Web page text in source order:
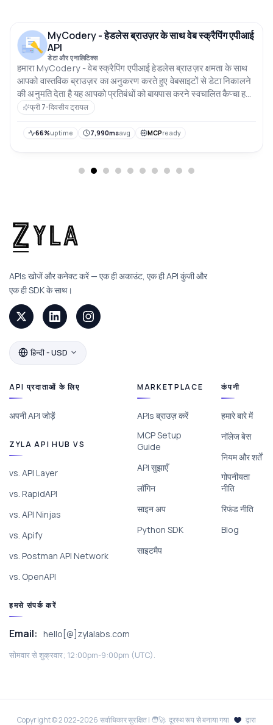
MyCodery - हेडलेस ब्राउज़र के साथ वेब स्क्रैपिंग एपीआई
API
डेटा और एनालिटिक्स
हमारा MyCodery - वेब स्क्रैपिंग एपीआई हेडलेस ब्राउज़र क्षमता के साथ
आपको वास्तविक ब्राउज़र का अनुकरण करते हुए वेबसाइटों से डेटा निकालने
की अनुमति देता है यह आपको प्रतिबंधों को बायपास करने स्वचालित कैप्चा हल
करने और गतिशील वेबसाइटों को आसानी से स्क्रैप करने में सक्षम बनाता है
फ्री 7-दिवसीय ट्रायल
66%uptime 7,990msavg MCPready
APIs खोजें और कनेक्ट करें — एक ही अकाउंट, एक ही API कुंजी और
एक ही SDK के साथ।
हिन्दी - USD
API प्रदाताओं के लिए
अपनी API जोड़ें
ZYLA API HUB VS
vs. API Layer
vs. RapidAPI
vs. API Ninjas
vs. Apify
vs. Postman API Network
vs. OpenAPI
MARKETPLACE
APIs ब्राउज़ करें
MCP Setup
Guide
API सुझाएँ
लॉगिन
साइन अप
Python SDK
साइटमैप
कंपनी
हमारे बारे में
नॉलेज बेस
नियम और शर्तें
गोपनीयता
नीति
रिफंड नीति
Blog
हमसे संपर्क करें
Email: hello[@]zylalabs.com
सोमवार से शुक्रवार; 12:00pm-9:00pm (UTC).
Copyright © 2022-2026 सर्वाधिकार सुरक्षित | 🧑‍🚀 दूरस्थ रूप से बनाया गया द्वारा